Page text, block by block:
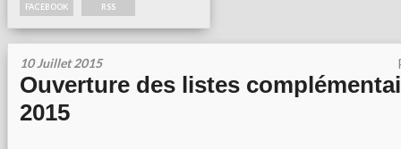
FACEBOOK RSS
10 Juillet 2015
Ouverture des listes
2015